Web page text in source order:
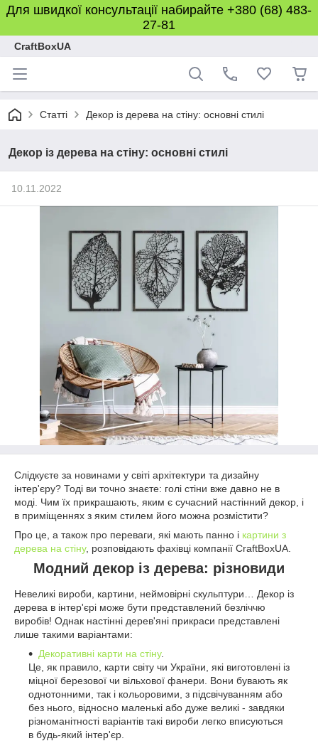
Для швидкої консультації набирайте +380 (68) 483-
27-81
CraftBoxUA
Статті Декор із дерева на стіну: основні стилі
Декор із дерева на стіну: основні стилі
10.11.2022
Слідкуєте за новинами у світі архітектури та дизайну
інтер'єру? Тоді ви точно знаєте: голі стіни вже давно не в
моді. Чим їх прикрашають, яким є сучасний настінний декор, і
в приміщеннях з яким стилем його можна розмістити?
Про це, а також про переваги, які мають панно і картини з
дерева на стіну, розповідають фахівці компанії CraftBoxUA.
Модний декор із дерева: різновиди
Невеликі вироби, картини, неймовірні скульптури… Декор із
дерева в інтер'єрі може бути представлений безліччю
виробів! Однак настінні дерев'яні прикраси представлені
лише такими варіантами:
Декоративні карти на стіну.
Це, як правило, карти світу чи України, які виготовлені із
міцної березової чи вільхової фанери. Вони бувають як
однотонними, так і кольоровими, з підсвічуванням або
без нього, відносно маленькі або дуже великі - завдяки
різноманітності варіантів такі вироби легко вписуються
в будь-який інтер'єр.